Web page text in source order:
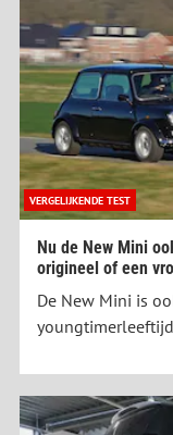
VERGELIJKENDE TEST
Nu de New Mini
origineel of een
De New Mini is